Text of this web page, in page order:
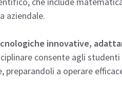
aziendale.
innovative,
consente agli studenti
a operare